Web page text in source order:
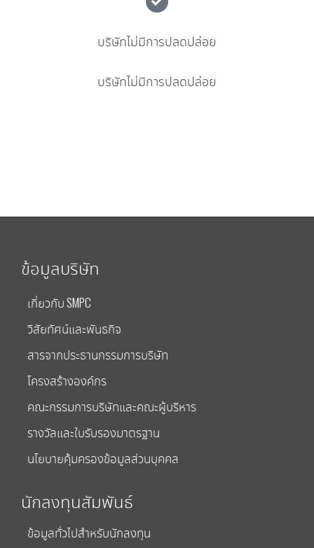
บริษัทไม่มีการปลดปล่อย
บริษัทไม่มีการปลดปล่อย
ข้อมูลบริษัท
เกี่ยวกับ SMPC
วิสัยทัศน์และพันธกิจ
สารจากประธานกรรมการบริษัท
โครงสร้างองค์กร
คณะกรรมการบริษัทและคณะผู้บริหาร
รางวัลและใบรับรองมาตรฐาน
นโยบายคุ้มครองข้อมูลส่วนบุคคล
นักลงทุนสัมพันธ์
ข้อมูลทั่วไปสำหรับนักลงทุน